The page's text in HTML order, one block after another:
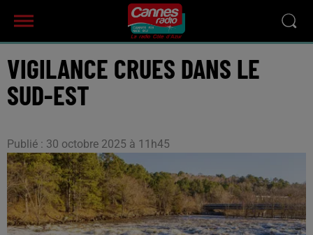
VIGILANCE CRUES DANS LE
SUD-EST
Publié : 30 octobre 2025 à 11h45